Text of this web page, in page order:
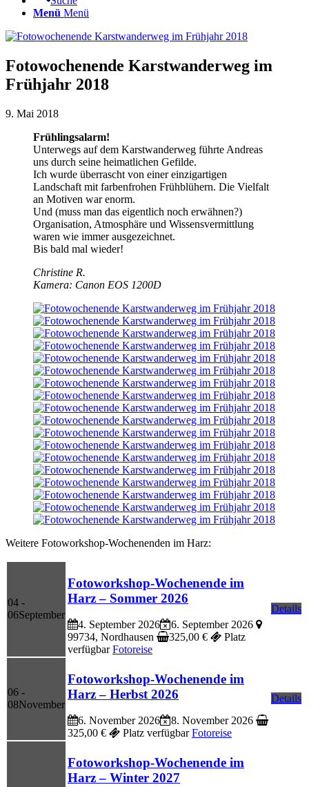
Menü Menü
Fotowochenende Karstwanderweg im
Frühjahr 2018
9. Mai 2018
Frühlingsalarm!
Unterwegs auf dem Karstwanderweg führte Andreas
uns durch seine heimatlichen Gefilde.
Ich wurde überrascht von einer einzigartigen
Landschaft mit farbenfrohen Frühblühern. Die Vielfalt
an Motiven war enorm.
Und (muss man das eigentlich noch erwähnen?)
Organisation, Atmosphäre und Wissensvermittlung
waren wie immer ausgezeichnet.
Bis bald mal wieder!
Christine R.
Kamera: Canon EOS 1200D
Weitere Fotoworkshop-Wochenenden im Harz:
04 -
06September
Fotoworkshop-Wochenende im
Harz – Sommer 2026
4. September 2026
6. September 2026
99734, Nordhausen
325,00 €
Platz
verfügbar Fotoreise
Details
06 -
08November
Fotoworkshop-Wochenende im
Harz – Herbst 2026
6. November 2026
8. November 2026
325,00 € Platz verfügbar Fotoreise
Details
Fotoworkshop-Wochenende im
Harz – Winter 2027